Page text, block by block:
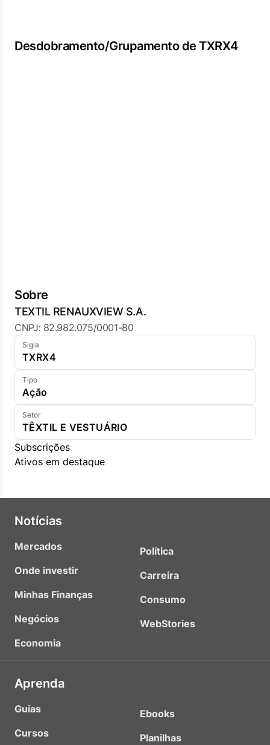
Desdobramento/Grupamento de TXRX4
Sobre
TEXTIL RENAUXVIEW S.A.
CNPJ: 82.982.075/0001-80
Sigla
TXRX4
Tipo
Ação
Setor
TÊXTIL E VESTUÁRIO
Subscrições
Ativos em destaque
Notícias
Mercados
Onde investir
Minhas Finanças
Negócios
Economia
Política
Carreira
Consumo
WebStories
Aprenda
Guias
Cursos
Ebooks
Planilhas